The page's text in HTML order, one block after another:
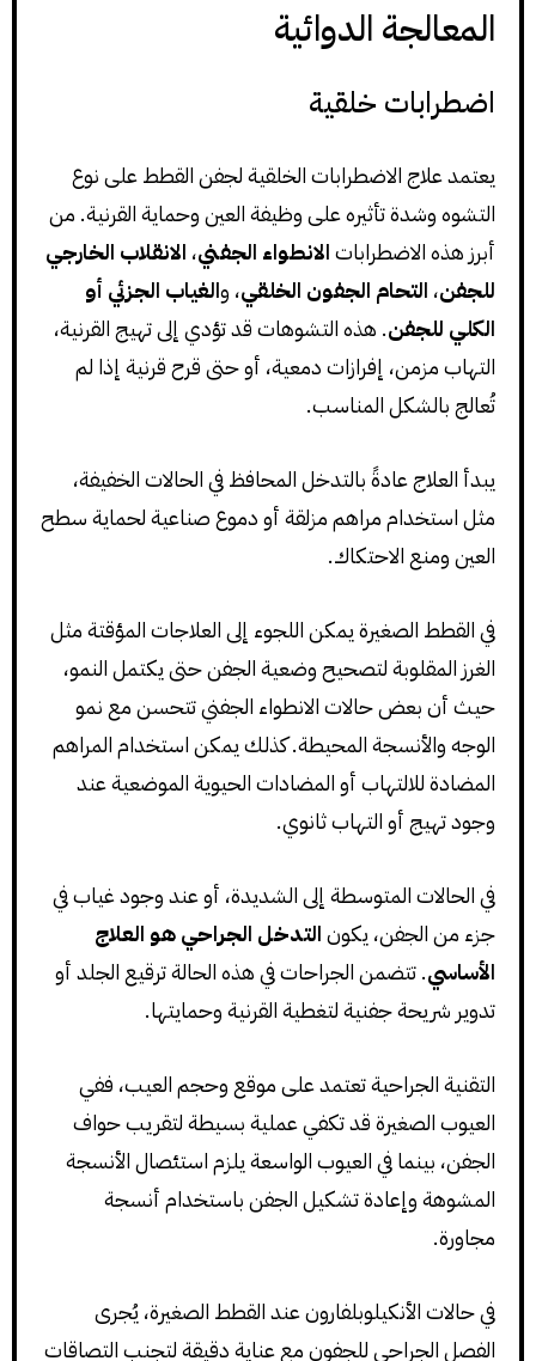
المعالجة الدوائية
اضطرابات خلقية
يعتمد علاج الاضطرابات الخلقية لجفن القطط على نوع
التشوه وشدة تأثيره على وظيفة العين وحماية القرنية. من
أبرز هذه الاضطراباتالانطواء الجفني، الانقلاب الخارجي
للجفن، التحام الجفون الخلقي، والغياب الجزئي أو
الكلي للجفن. هذه التشوهات قد تؤدي إلى تهيج القرنية،
التهاب مزمن، إفرازات دمعية، أو حتى قرح قرنية إذا لم
تُعالج بالشكل المناسب.
يبدأ العلاج عادةً بالتدخل المحافظ في الحالات الخفيفة،
مثل استخدام مراهم مزلقة أو دموع صناعية لحماية سطح
العين ومنع الاحتكاك.
في القطط الصغيرة يمكن اللجوء إلى العلاجات المؤقتة مثل
الغرز المقلوبة لتصحيح وضعية الجفن حتى يكتمل النمو،
حيث أن بعض حالات الانطواء الجفني تتحسن مع نمو
الوجه والأنسجة المحيطة. كذلك يمكن استخدام المراهم
المضادة للالتهاب أو المضادات الحيوية الموضعية عند
وجود تهيج أو التهاب ثانوي.
في الحالات المتوسطة إلى الشديدة، أو عند وجود غياب في
جزء من الجفن، يكونالتدخل الجراحي هو العلاج
الأساسي. تتضمن الجراحات في هذه الحالة ترقيع الجلد أو
تدوير شريحة جفنية لتغطية القرنية وحمايتها.
التقنية الجراحية تعتمد على موقع وحجم العيب، ففي
العيوب الصغيرة قد تكفي عملية بسيطة لتقريب حواف
الجفن، بينما في العيوب الواسعة يلزم استئصال الأنسجة
المشوهة وإعادة تشكيل الجفن باستخدام أنسجة
مجاورة.
في حالات الأنكيلوبلفارون عند القطط الصغيرة، يُجرى
الفصل الجراحي للجفون مع عناية دقيقة لتجنب التصاقات